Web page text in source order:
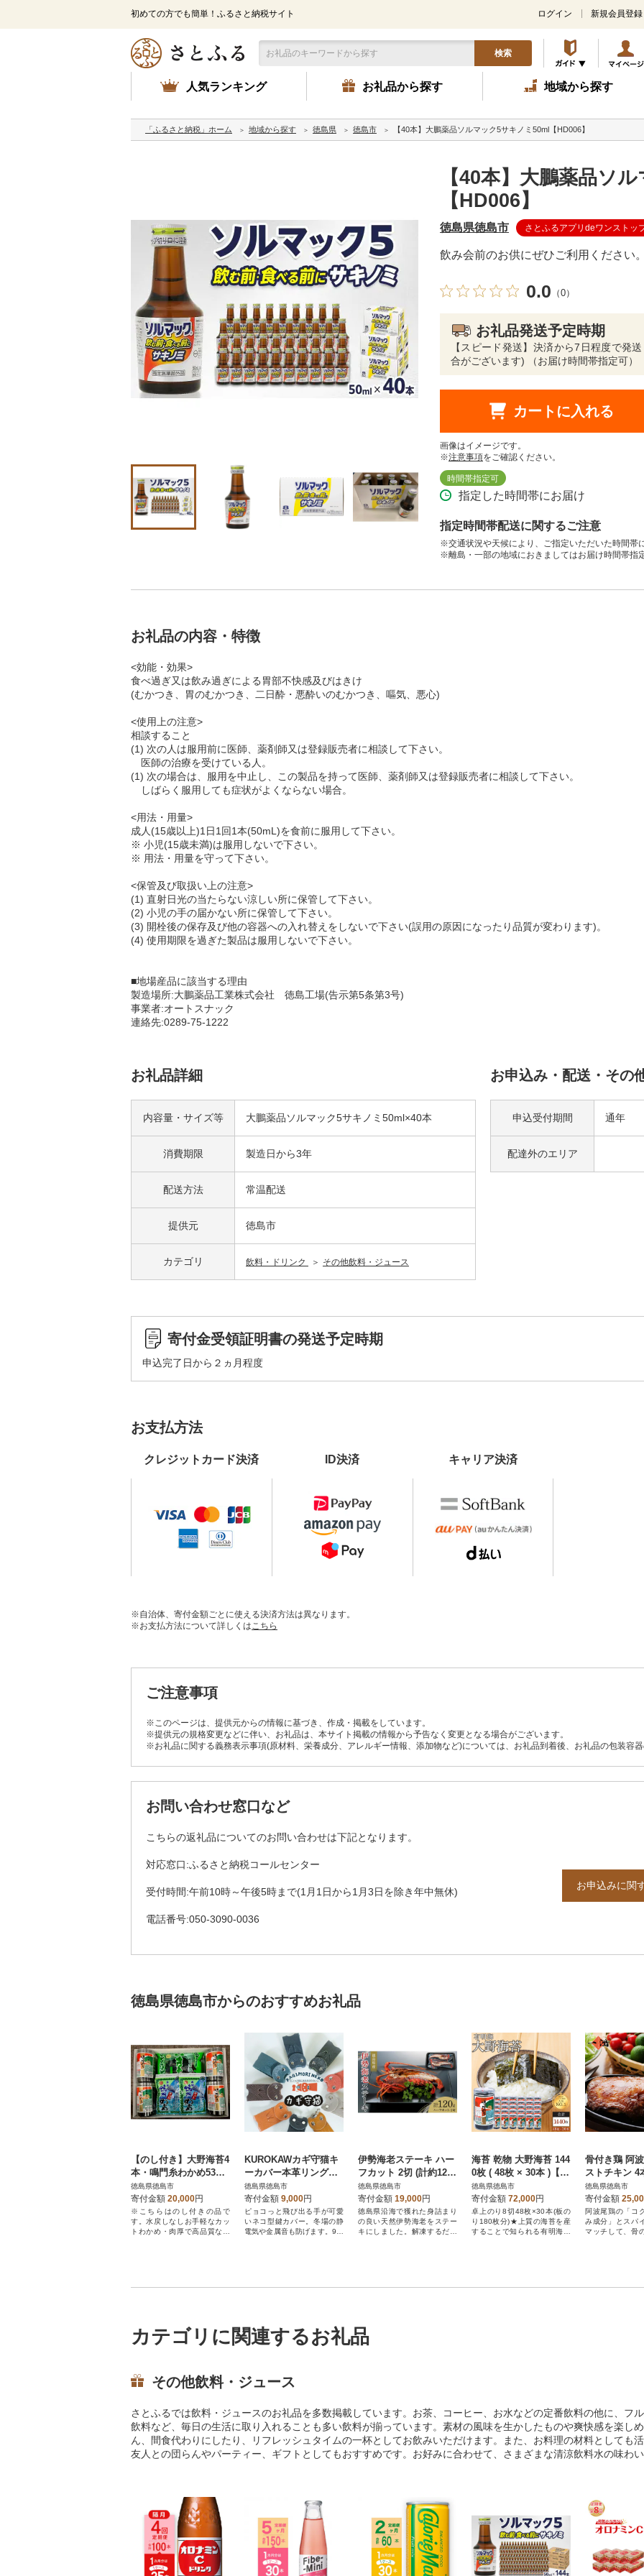
初めての方でも簡単！ふるさと納税サイト ログイン 新規会員登録
検索
人気ランキング お礼品から探す 地域から探す
「ふるさと納税」ホーム 地域から探す 徳島県 徳島市 【40本】大鵬薬品ソルマック5サキノミ50ml【HD006】
【40本】大鵬薬品ソ
【HD006】
徳島県徳島市 さとふるアプリdeワンストッ
飲み会前のお供にぜひご利用ください
0.0 （0）
お礼品発送予定時期
【スピード発送】決済から7日程度で発
合がございます) （お届け時間帯指定可）
カートに入れる
画像はイメージです。
※注意事項をご確認ください。
時間帯指定可
指定した時間帯にお届け
指定時間帯配送に関するご注意
※交通状況や天候により、ご指定いただいた時間帯
※離島・一部の地域におきましてはお届け時間帯指
お礼品の内容・特徴
<効能・効果>
食べ過ぎ又は飲み過ぎによる胃部不快感及びはきけ
(むかつき、胃のむかつき、二日酔・悪酔いのむかつき、嘔気、悪心)
<使用上の注意>
相談すること
(1) 次の人は服用前に医師、薬剤師又は登録販売者に相談して下さい。
医師の治療を受けている人。
(1) 次の場合は、服用を中止し、この製品を持って医師、薬剤師又は登録販売者に相談して下さい。
しばらく服用しても症状がよくならない場合。
<用法・用量>
成人(15歳以上)1日1回1本(50mL)を食前に服用して下さい。
※ 小児(15歳未満)は服用しないで下さい。
※ 用法・用量を守って下さい。
<保管及び取扱い上の注意>
(1) 直射日光の当たらない涼しい所に保管して下さい。
(2) 小児の手の届かない所に保管して下さい。
(3) 開栓後の保存及び他の容器への入れ替えをしないで下さい(誤用の原因になったり品質が変わります)。
(4) 使用期限を過ぎた製品は服用しないで下さい。
■地場産品に該当する理由
製造場所:大鵬薬品工業株式会社 徳島工場(告示第5条第3号)
事業者:オートスナック
連絡先:0289-75-1222
お礼品詳細
内容量・サイズ等 大鵬薬品ソルマック5サキノミ50ml×40本
消費期限 製造日から3年
配送方法 常温配送
提供元 徳島市
カテゴリ 飲料・ドリンク その他飲料・ジュース
お申込み・配送・その
申込受付期間 通年
配達外のエリア
寄付金受領証明書の発送予定時期
申込完了日から２ヵ月程度
お支払方法
クレジットカード決済 ID決済 キャリア決済
※自治体、寄付金額ごとに使える決済方法は異なります。
※お支払方法について詳しくはこちら
ご注意事項
※このページは、提供元からの情報に基づき、作成・掲載をしています。
※提供元の規格変更などに伴い、お礼品は、本サイト掲載の情報から予告なく変更となる場合がございます。
※お礼品に関する義務表示事項(原材料、栄養成分、アレルギー情報、添加物など)については、お礼品到着後、お礼品の包装容
お問い合わせ窓口など
こちらの返礼品についてのお問い合わせは下記となります。
対応窓口:ふるさと納税コールセンター
受付時間:午前10時～午後5時まで(1月1日から1月3日を除き年中無休)
電話番号:050-3090-0036
お申込みに関
徳島県徳島市からのおすすめお礼品
【のし付き】大野海苔4
本・鳴門糸わかめ53
g・鳴門カットわかめ1
6g×4【BC018】
徳島県徳島市
寄付金額 20,000円
※こちらはのし付きの品で
す。水戻しなしお手軽なカッ
トわかめ・肉厚で高品質な糸
KUROKAWカギ守猫キ
ーカバー本革リング付
きカラフル3点セット
【CZ035】
徳島県徳島市
寄付金額 9,000円
ピョコっと飛び出る手が可愛
いネコ型鍵カバー。冬場の静
電気や金属音も防げます。9色
伊勢海老ステーキ ハー
フカット 2切 (計約120
g)
徳島県徳島市
寄付金額 19,000円
徳島県沿海で獲れた身詰まり
の良い天然伊勢海老をステー
キにしました。解凍するだけ
海苔 乾物 大野海苔 144
0枚 ( 48枚 × 30本 )【 A
N003】
徳島県徳島市
寄付金額 72,000円
卓上のり8切48枚×30本(板の
り180枚分)★上質の海苔を産
することで知られる有明海、
骨付き鶏 阿
ストチキン 4
冷蔵 調理済
徳島県徳島市
寄付金額
阿波尾鶏の「コ
み成分」とスパ
マッチして、骨
カテゴリに関連するお礼品
その他飲料・ジュース
さとふるでは飲料・ジュースのお礼品を多数掲載しています。お茶、コーヒー、お水などの定番飲料の他に、フ
飲料など、毎日の生活に取り入れることも多い飲料が揃っています。素材の風味を生かしたものや爽快感を楽し
ん、間食代わりにしたり、リフレッシュタイムの一杯としてお飲みいただけます。また、お料理の材料としても
友人との団らんやパーティー、ギフトとしてもおすすめです。お好みに合わせて、さまざまな清涼飲料水の味わ